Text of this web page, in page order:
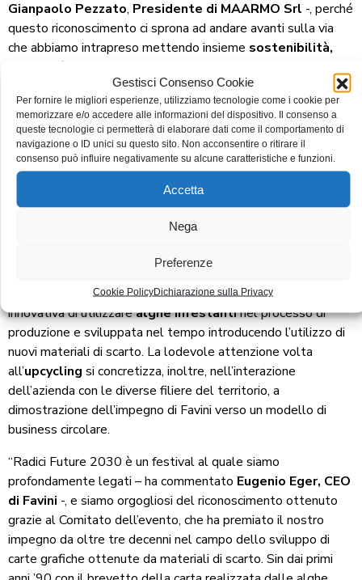
Gestisci Consenso Cookie
Per fornire le migliori esperienze, utilizziamo tecnologie come i cookie per
memorizzare e/o accedere alle informazioni del dispositivo. Il consenso a
queste tecnologie ci permetterà di elaborare dati come il comportamento di
navigazione o ID unici su questo sito. Non acconsentire o ritirare il
consenso può influire negativamente su alcune caratteristiche e funzioni.
Accetta
Nega
Preferenze
Cookie PolicyDichiarazione sulla Privacy
Gianpaolo Pezzato, Presidente di MAARMO Srl -, perché
questo riconoscimento ci sprona ad andare avanti sulla via
che abbiamo intrapreso mettendo insieme sostenibilità,
creatività e Made in Italy
tutto il nostro lavoro e del progettoUBRIAACO
particolare. Un’idea che combinando gli scarti di due filiere
fondamentali del Made in Italy,marmo e vino, ha dato vita a
un elemento di design unico. Un radiatore a impatto zero che
permette di riscaldare e arredare gli ambienti, in maniera
originale e totalmente sostenibile”.
menzione specialeper il suo impegno di lungo
corso sul tema dell’economia circolare. È stata apprezzata,
dall’azienda rossanese sindagli anni ’90, iniziata con l’idea
innovativa di utilizzarealghe infestantinel processo di
produzione e sviluppata nel tempo introducendo l’utilizzo di
nuovi materiali di scarto. La lodevole attenzione volta
all’upcycling si concretizza, inoltre, nell’interazione
dell’azienda con le diverse filiere del territorio, a
dimostrazione dell’impegno di Favini verso un modello di
business circolare.
“Radici Future 2030 è un festival al quale siamo
profondamente legati – ha commentato Eugenio Eger, CEO
di Favini -, e siamo orgogliosi del riconoscimento ottenuto
grazie al Comitato dell’evento, che ha premiato il nostro
impegno da oltre tre decenni nel campo dello sviluppo di
carte grafiche ottenute da materiali di scarto. Sin dai primi